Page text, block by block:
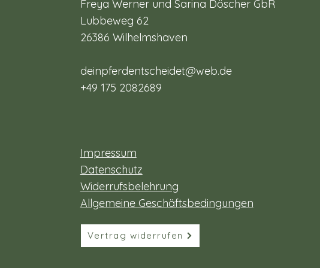
Freya Werner und Sarina Döscher GbR
Lubbeweg 62
26386 Wilhelmshaven
deinpferdentscheidet@web.de
+49 175 2082689
Impressum
Datenschutz
Widerrufsbelehrung
Allgemeine Geschäftsbedingungen
Vertrag widerrufen